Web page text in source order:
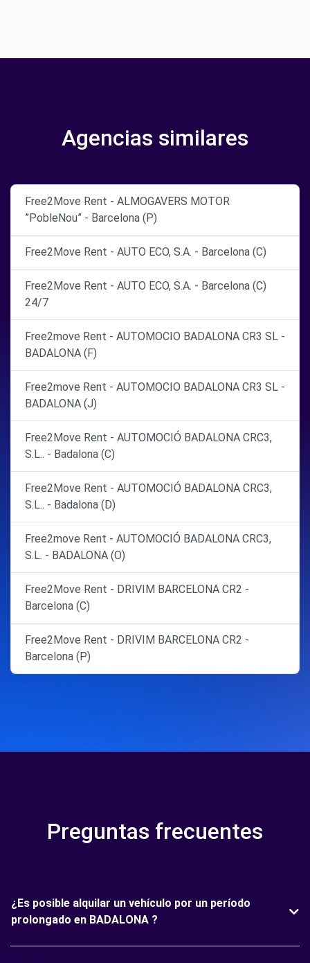
Agencias similares
Free2Move Rent - ALMOGAVERS MOTOR
”PobleNou” - Barcelona (P)
Free2Move Rent - AUTO ECO, S.A. - Barcelona (C)
Free2Move Rent - AUTO ECO, S.A. - Barcelona (C)
24/7
Free2move Rent - AUTOMOCIO BADALONA CR3 SL -
BADALONA (F)
Free2move Rent - AUTOMOCIO BADALONA CR3 SL -
BADALONA (J)
Free2Move Rent - AUTOMOCIÓ BADALONA CRC3,
S.L.. - Badalona (C)
Free2Move Rent - AUTOMOCIÓ BADALONA CRC3,
S.L.. - Badalona (D)
Free2move Rent - AUTOMOCIÓ BADALONA CRC3,
S.L. - BADALONA (O)
Free2Move Rent - DRIVIM BARCELONA CR2 -
Barcelona (C)
Free2Move Rent - DRIVIM BARCELONA CR2 -
Barcelona (P)
Preguntas frecuentes
¿Es posible alquilar un vehículo por un período
prolongado en BADALONA ?